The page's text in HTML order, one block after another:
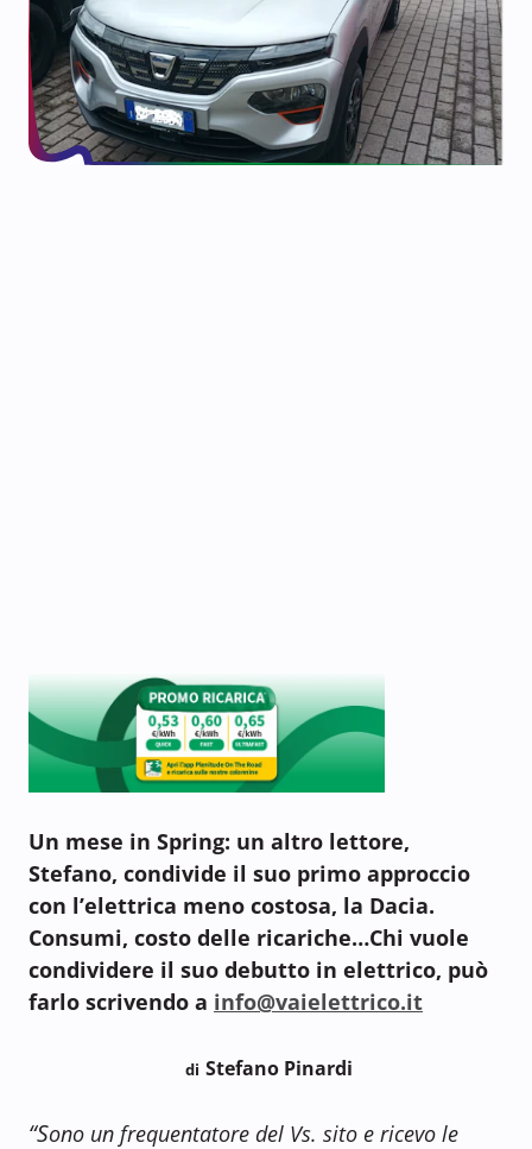
Un mese in Spring: un altro lettore,
Stefano, condivide il suo primo approccio
con l’elettrica meno costosa, la Dacia.
Consumi, costo delle ricariche…Chi vuole
condividere il suo debutto in elettrico, può
farlo scrivendo a info@vaielettrico.it
di Stefano Pinardi
“Sono un frequentatore del Vs. sito e ricevo le